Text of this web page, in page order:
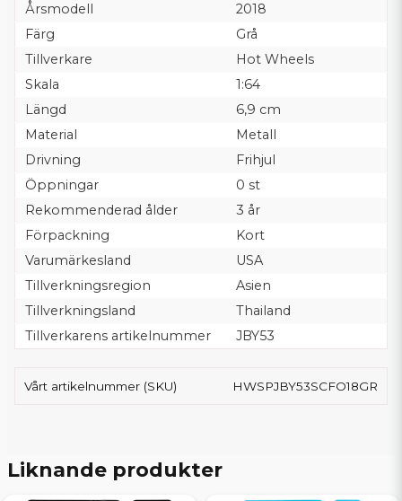
Årsmodell
2018
Färg
Grå
Tillverkare
Hot Wheels
Skala
1:64
Längd
6,9 cm
Material
Metall
Drivning
Frihjul
Öppningar
0 st
Rekommenderad ålder
3 år
Förpackning
Kort
Varumärkesland
USA
Tillverkningsregion
Asien
Tillverkningsland
Thailand
Tillverkarens artikelnummer
JBY53
Vårt artikelnummer (SKU) HWSPJBY53SCFO18GR
Liknande produkter